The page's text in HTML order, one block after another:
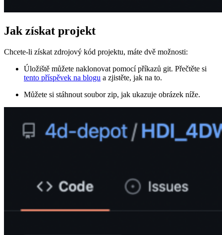
Jak získat projekt
Chcete-li získat zdrojový kód projektu, máte dvě možnosti:
Úložiště můžete naklonovat pomocí příkazů git. Přečtěte si
tento příspěvek na blogu a zjistěte, jak na to.
Můžete si stáhnout soubor zip, jak ukazuje obrázek níže.